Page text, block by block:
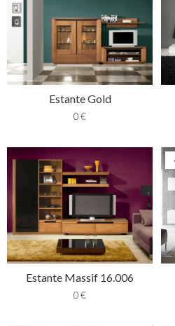
Estante Gold
0€
Estante Massif 16.006
0€